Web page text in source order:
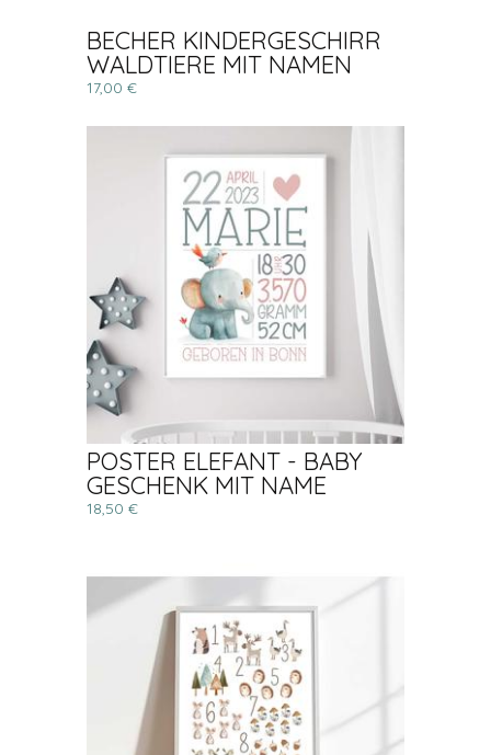
BECHER KINDERGESCHIRR
WALDTIERE MIT NAMEN
17,00 €
POSTER ELEFANT - BABY
GESCHENK MIT NAME
18,50 €